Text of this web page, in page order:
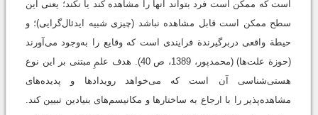
است که ممکن است فرد بتواند آنها را مشاهده کند یا نکند؛ یعنی این
سطح ممکن است قابل مشاهده نباشد (چیزی شبیه ایدئال‌گرایی)؛ و
حیطة واقعی دربرگیرندة فرایندی است که وقایع را به‌وجود می‌آورند
(حوزة علت‌ها) (محمدپور، 1389، ص 40). هدف علمِ مبتنی بر این نوع
هستی‌شناسی آن است که می‌خواهد رویدادها و پدیده‌های
مشاهده‌پذیر را با ارجاع به ساختارها و مکانیسم‌های بنیادین تبیین کند.